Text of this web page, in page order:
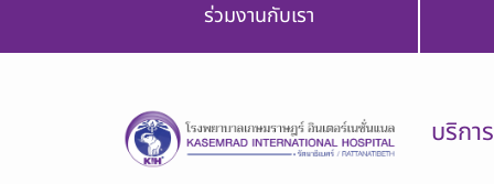
ร่วมงานกับเรา
บริกา